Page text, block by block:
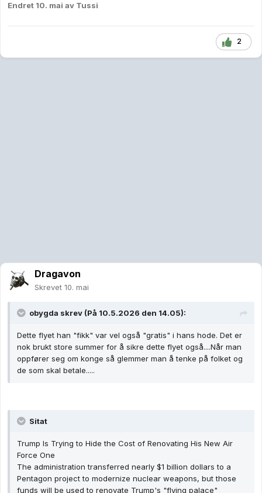
Endret 10. mai av Tussi
2
Dragavon
Skrevet 10. mai
obygda skrev (På 10.5.2026 den 14.05):
Dette flyet han "fikk" var vel også "gratis" i hans hode. Det er
nok brukt store summer for å sikre dette flyet også....Når man
oppfører seg om konge så glemmer man å tenke på folket og
de som skal betale.....
Sitat
Trump Is Trying to Hide the Cost of Renovating His New Air
Force One
The administration transferred nearly $1 billion dollars to a
Pentagon project to modernize nuclear weapons, but those
funds will be used to renovate Trump's "flying palace"